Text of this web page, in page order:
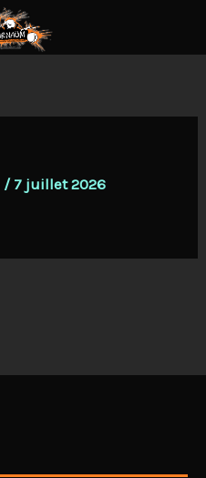
/ 7 juillet 2026